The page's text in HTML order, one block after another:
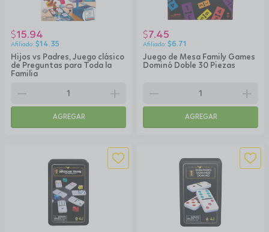
Hijos vs Padres, Juego clásico
de Preguntas para Toda la
Familia
$15.94
$14.35
remove add
AGREGAR
Juego de Mesa Family Games
Dominó Doble 30 Piezas
$7.45
$6.71
remove add
AGREGAR